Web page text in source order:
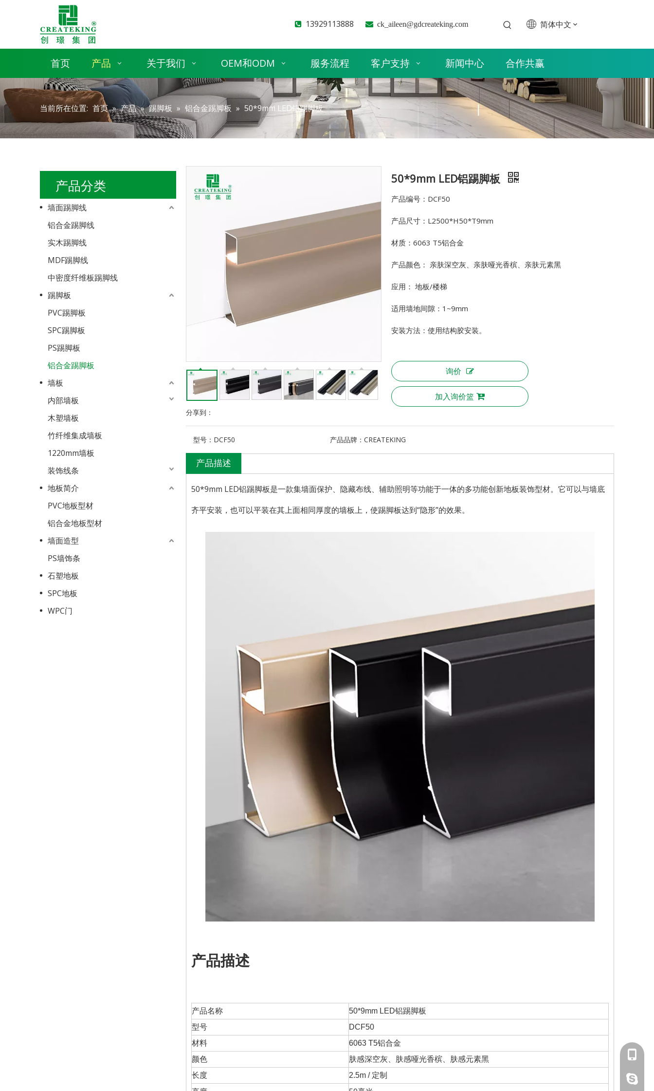
 13929113888  ck_aileen@gdcreateking.com 简体中文
首页 产品 关于我们 OEM和ODM 服务流程 客户支持 新闻中心 合作共赢
当前所在位置: 首页 » 产品 » 踢脚板 » 铝合金踢脚板 » 50*9mm LED铝踢脚板
产品分类
墙面踢脚线
铝合金踢脚线
实木踢脚线
MDF踢脚线
中密度纤维板踢脚线
踢脚板
PVC踢脚板
SPC踢脚板
PS踢脚板
铝合金踢脚板
墙板
内部墙板
木塑墙板
竹纤维集成墙板
1220mm墙板
装饰线条
地板简介
PVC地板型材
铝合金地板型材
墙面造型
PS墙饰条
石塑地板
SPC地板
WPC门
分享到：
50*9mm LED铝踢脚板
产品编号：DCF50
产品尺寸：L2500*H50*T9mm
材质：6063 T5铝合金
产品颜色： 亲肤深空灰、亲肤哑光香槟、亲肤元素黑
应用： 地板/楼梯
适用墙地间隙：1~9mm
安装方法：使用结构胶安装。
询价
加入询价篮
型号： DCF50 产品品牌： CREATEKING
产品描述
50*9mm LED铝踢脚板是一款集墙面保护、隐藏布线、辅助照明等功能于一体的多功能创新地板装饰型材。它可以与墙底
齐平安装，也可以平装在其上面相同厚度的墙板上，使踢脚板达到“隐形”的效果。
产品描述
产品名称
50*9mm LED铝踢脚板
型号
DCF50
材料
6063 T5铝合金
颜色
肤感深空灰、肤感哑光香槟、肤感元素黑
长度
2.5m / 定制